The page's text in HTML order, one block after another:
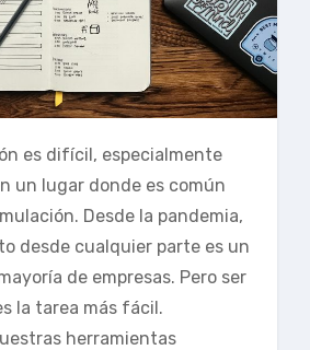
es difícil, especialmente
un lugar donde es común
Desde la pandemia,
desde cualquier parte es un
de empresas. Pero ser
la tarea más fácil.
herramientas